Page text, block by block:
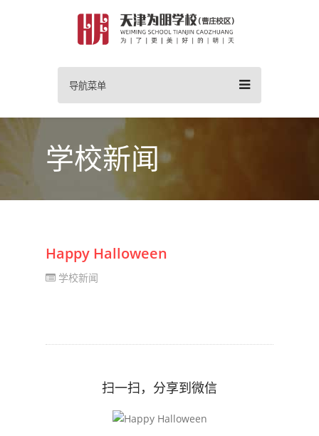
导航菜单
学校新闻
Happy Halloween
学校新闻
扫一扫，分享到微信